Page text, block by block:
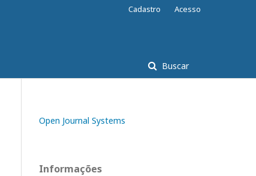
Buscar
Cadastro Acesso
Open Journal Systems
Informações